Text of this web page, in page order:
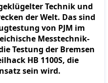
Technik und
der Welt. Das sind
von PJM im
Messtechnik-
Testung der Bremsen
HB 1100S, die
sein wird.